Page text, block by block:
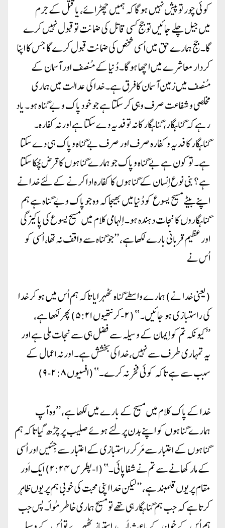
کوئی چور تو پیش نہیں ہو گا کہ ہمیں چھڑائے، یا قتل کے جرم
میں جیل چلے جائیں تو جج کسی قاتل کی ضمانت تو قبول نہیں کرے
گا۔ جج ہمارے حق میں اُسی شخص کی ضمانت قبول کرے گا جس کا اپنا
کردار معاشرے میں اچھا ہو گا۔ دُنیا کے مُنصف اور آسمان کے
مُنصف میں زمین آسمان کا فرق ہے۔ خدا کی عدالت میں ہماری
مخلصی و شفاعت صرف وہی کر سکتا ہے جو خود پاک و بے گناہ ہو۔ یاد
رہے کہ گناہگار، گناہگار کا نہ تو فدیہ دے سکتا ہے اور نہ کفارہ۔
گناہگار کا فدیہ و کفارہ صرف اور صرف بے گناہ و پاک ہی دے سکتا
ہے۔ تو کون ہے بے گناہ و پاک جو ہمارے گناہوں کا قرض چُکا سکتا
ہے؟ بنی نوع اِنسان کے گناہوں کا کفارہ ادا کرنے کے لئے خدا نے
اپنے بیٹے مسیح یسوع کو دُنیا میں بھیجا کہ وہ جو پاک و بے گناہ ہے ہم
گناہگاروں کا نجات دہندہ ہو۔ اِلہامی کلام میں مسیح یسوع کی پاکیزگی
اور عظیم قربانی بارے لکھا ہے، ’’جو گناہ سے واقف نہ تھا، اُسی کو
اُس نے
(یعنی خدا نے) ہمارے واسطے گناہ ٹھہرایا تاکہ ہم اُس میں ہو کر خدا
کی راستبازی ہو جائیں۔‘‘ (۲-کرنتھیوں ۵:۲۱) پھر لکھا ہے،
’’کیونکہ تم کو اِیمان کے وسیلہ سے فضل ہی سے نجات مِلی ہے اور
یہ تمہاری طرف سے نہیں، خدا کی بخشش ہے۔ اور نہ اعمال کے
سبب سے ہے تاکہ کوئی فخر نہ کرے۔‘‘ (افسیوں ۲:۸-۹)
خدا کے پاک کلام میں مسیح کے بارے میں لکھا ہے، ’’وہ آپ
ہمارے گناہوں کو اپنے بدن پر لئے ہوئے صلیب پر چڑھ گیا تاکہ ہم
گناہوں کے اعتبار سے مَر کر راستبازی کے اعتبار سے جِئیں اور اُسی
کے مار کھانے سے تم نے شفا پائی۔‘‘ (۱-پطرس ۲:۲۴) ایک اَور
مقام پر یوں قلمبند ہے، ’’لیکن خدا اپنی محبت کی خوبی ہم پر یوں ظاہر
کرتا ہے کہ جب ہم گناہگار ہی تھے تو مسیح ہماری خاطر مُواٴ۔ پس جب